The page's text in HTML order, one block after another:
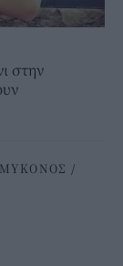
στην
ΜΥΚΟΝΟΣ /